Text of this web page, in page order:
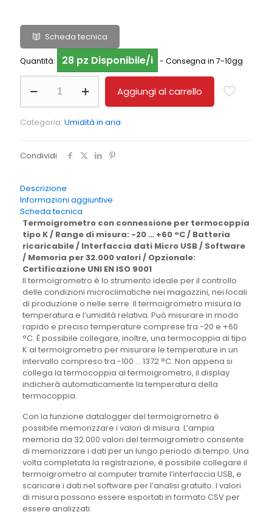
Scheda tecnica
Quantità: 28 pz Disponibile/i - Consegna in 7-10gg
PCE-
THD
quantità
Aggiungi al carrello
Categoria: Umidità in aria
Condividi
Descrizione
Informazioni aggiuntive
Scheda tecnica
Termoigrometro con connessione per termocoppia
tipo K / Range di misura: -20 … +60 °C / Batteria
ricaricabile / Interfaccia dati Micro USB / Software
/ Memoria per 32.000 valori / Opzionale:
Certificazione UNI EN ISO 9001
Il termoigrometro è lo strumento ideale per il controllo
delle condizioni microclimatiche nei magazzini, nei locali
di produzione o nelle serre. Il termoigrometro misura la
temperatura e l’umidità relativa. Può misurare in modo
rapido e preciso temperature comprese tra -20 e +60
°C. È possibile collegare, inoltre, una termocoppia di tipo
K al termoigrometro per misurare le temperature in un
intervallo compreso tra -100 … 1372 °C. Non appena si
collega la termocoppia al termoigrometro, il display
indicherà automaticamente la temperatura della
termocoppia.
Con la funzione datalogger del termoigrometro è
possibile memorizzare i valori di misura. L’ampia
memoria da 32.000 valori del termoigrometro consente
di memorizzare i dati per un lungo periodo di tempo. Una
volta completata la registrazione, è possibile collegare il
termoigrometro al computer tramite l’interfaccia USB, e
scaricare i dati nel software per l’analisi gratuito. I valori
di misura possono essere esportati in formato CSV per
essere analizzati.